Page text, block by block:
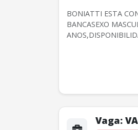
BONIATTI ESTA
BANCASEXO
Vaga: